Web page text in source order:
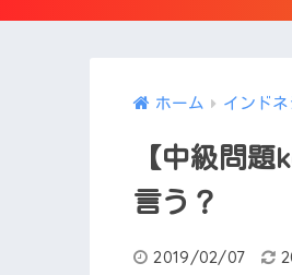
ホーム インド
【中級問
言う？
2019/02/07